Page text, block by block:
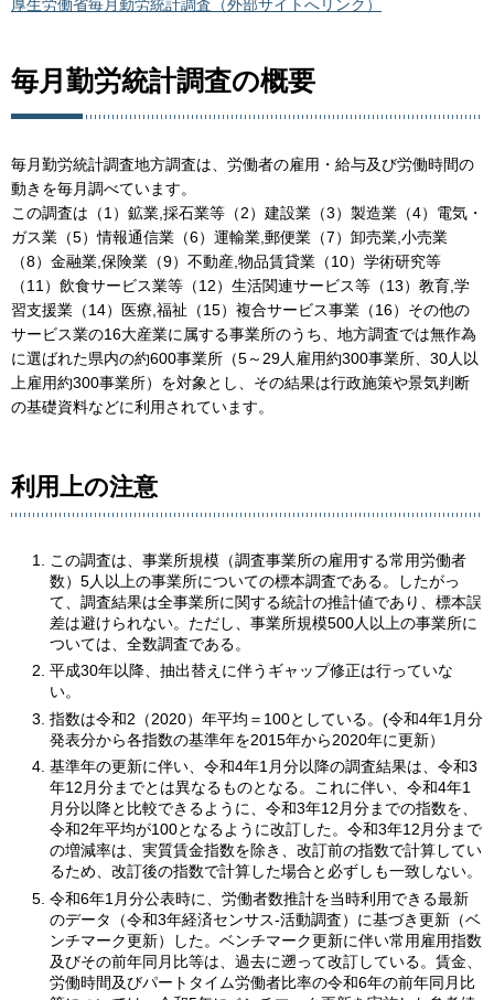
厚生労働省毎月勤労統計調査（外部サイトへリンク）
毎月勤労統計調査の概要
毎月勤労統計調査地方調査は、労働者の雇用・給与及び労働時間の
動きを毎月調べています。
この調査は（1）鉱業,採石業等（2）建設業（3）製造業（4）電気・
ガス業（5）情報通信業（6）運輸業,郵便業（7）卸売業,小売業
（8）金融業,保険業（9）不動産,物品賃貸業（10）学術研究等
（11）飲食サービス業等（12）生活関連サービス等（13）教育,学
習支援業（14）医療,福祉（15）複合サービス事業（16）その他の
サービス業の16大産業に属する事業所のうち、地方調査では無作為
に選ばれた県内の約600事業所（5～29人雇用約300事業所、30人以
上雇用約300事業所）を対象とし、その結果は行政施策や景気判断
の基礎資料などに利用されています。
利用上の注意
この調査は、事業所規模（調査事業所の雇用する常用労働者
数）5人以上の事業所についての標本調査である。したがっ
て、調査結果は全事業所に関する統計の推計値であり、標本誤
差は避けられない。ただし、事業所規模500人以上の事業所に
ついては、全数調査である。
平成30年以降、抽出替えに伴うギャップ修正は行っていな
い。
指数は令和2（2020）年平均＝100としている。(令和4年1月分
発表分から各指数の基準年を2015年から2020年に更新）
基準年の更新に伴い、令和4年1月分以降の調査結果は、令和3
年12月分までとは異なるものとなる。これに伴い、令和4年1
月分以降と比較できるように、令和3年12月分までの指数を、
令和2年平均が100となるように改訂した。令和3年12月分まで
の増減率は、実質賃金指数を除き、改訂前の指数で計算してい
るため、改訂後の指数で計算した場合と必ずしも一致しない。
令和6年1月分公表時に、労働者数推計を当時利用できる最新
のデータ（令和3年経済センサス-活動調査）に基づき更新（ベ
ンチマーク更新）した。ベンチマーク更新に伴い常用雇用指数
及びその前年同月比等は、過去に遡って改訂している。賃金、
労働時間及びパートタイム労働者比率の令和6年の前年同月比